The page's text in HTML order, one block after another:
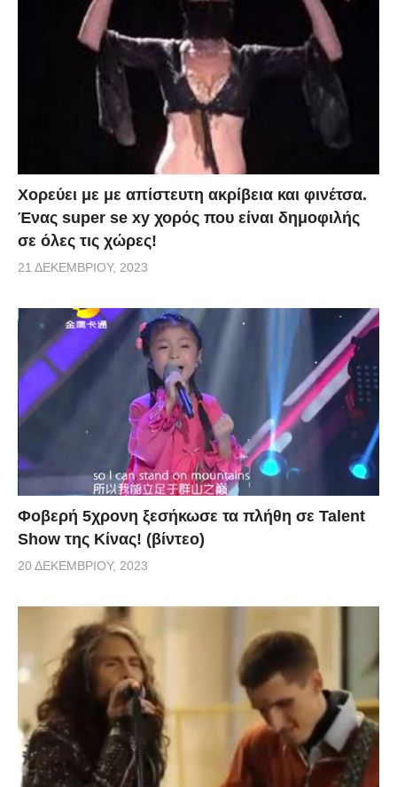
Χορεύει με με απίστευτη ακρίβεια και φινέτσα.
Ένας super se xy χορός που είναι δημοφιλής
σε όλες τις χώρες!
21 ΔΕΚΕΜΒΡΊΟΥ, 2023
Φοβερή 5χρονη ξεσήκωσε τα πλήθη σε Talent
Show της Κίνας! (βίντεο)
20 ΔΕΚΕΜΒΡΊΟΥ, 2023